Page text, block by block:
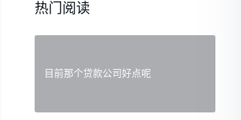
热门阅读
目前那个贷款公司好点呢